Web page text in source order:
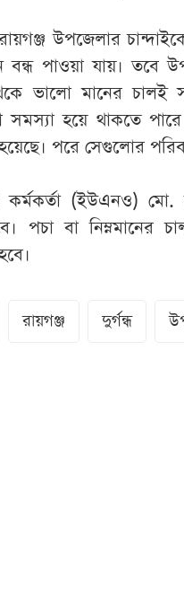
উপজেলার
বন্ধ পাওয়া যায়। তবে
ভালো মানের চালই
হয়ে থাকতে
পরে সেগুলোর
কর্মকর্তা (ইউএনও)
পচা বা নিম্নমানের
রায়গঞ্জ দুর্গন্ধ